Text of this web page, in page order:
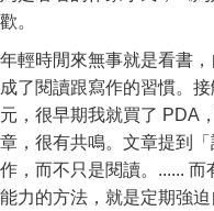
歡。
年輕時閒來無事就是看書
成了閱讀跟寫作的習慣。
元，很早期我就買了 PDA
章，很有共鳴。文章提到
作，而不只是閱讀。......
能力的方法，就是定期強迫